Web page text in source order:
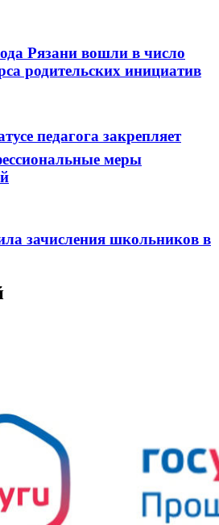
Рязани вошли в число
родительских инициатив
педагога закрепляет
меры
зачисления школьников в